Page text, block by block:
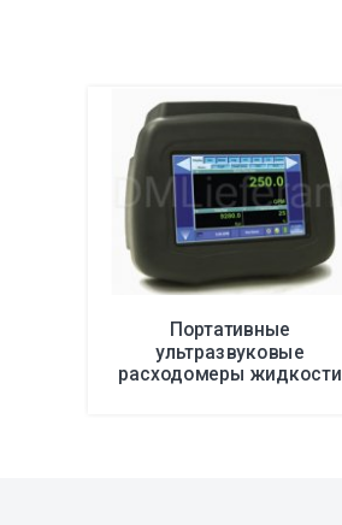
Портативные
ультразвуковые
расходомеры жидкости